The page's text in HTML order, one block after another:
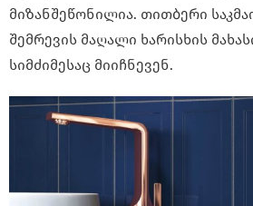
მიზანშეწონილია. თითბერი
შემრევის მაღალი ხარისხის
სიმძიმესაც მიიჩნევენ.